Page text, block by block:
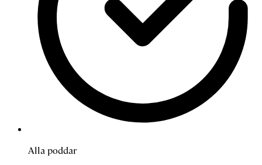
Alla poddar